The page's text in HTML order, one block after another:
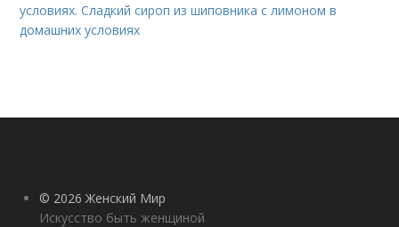
условиях. Сладкий сироп из шиповника с лимоном в
домашних условиях
© 2026 Женский Мир
Искусство быть женщиной